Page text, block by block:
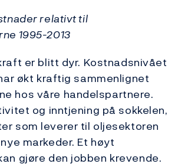
relativt til
1995-2013
er blitt dyr. Kostnadsnivået
økt kraftig sammenlignet
hos våre handelspartnere.
og inntjening på sokkelen,
som leverer til oljesektoren
markeder. Et høyt
gjøre den jobben krevende.